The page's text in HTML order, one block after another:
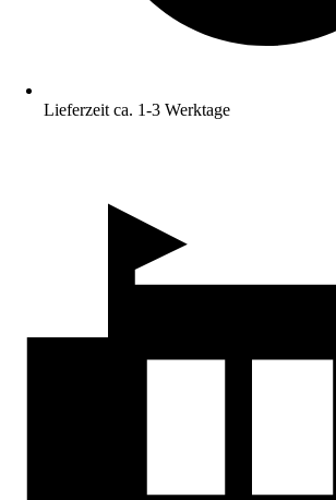
Lieferzeit ca. 1-3 Werktage